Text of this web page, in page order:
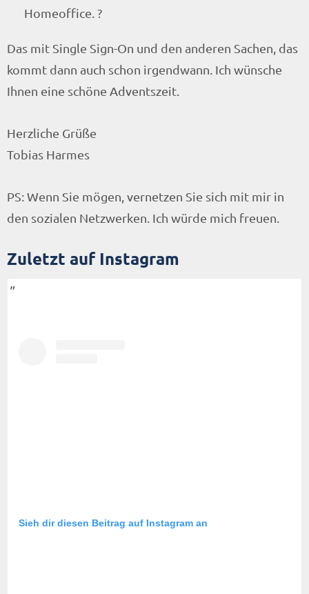
Homeoffice. ?
Das mit Single Sign-On und den anderen Sachen, das
kommt dann auch schon irgendwann. Ich wünsche
Ihnen eine schöne Adventszeit.
Herzliche Grüße
Tobias Harmes
PS: Wenn Sie mögen, vernetzen Sie sich mit mir in
den sozialen Netzwerken. Ich würde mich freuen.
Zuletzt auf Instagram
Sieh dir diesen Beitrag auf Instagram an